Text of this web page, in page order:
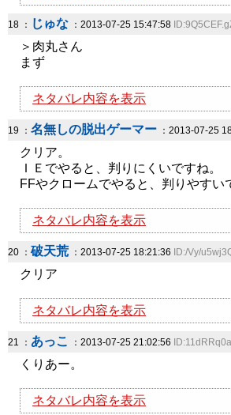
18 ： じゅな ：2013-07-25 15:47:58
＞肉丸さん
まず
ネタバレ内容を表示
19 ： 名無しの脱出ゲーマー ：2013-07-25
クリア。
ＩＥでやると、判りにくいですね。
FFやクロームでやると、判りやすい
ネタバレ内容を表示
20 ： 破天荒 ：2013-07-25 18:21:36 ID:/Vy/
クリア
ネタバレ内容を表示
21 ： あっこ ：2013-07-25 21:02:56
くりあー。
ネタバレ内容を表示